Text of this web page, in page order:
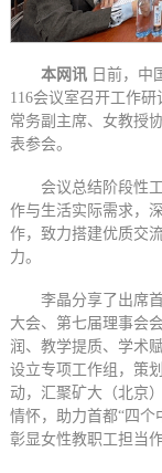
本网讯日前，中
116会议室召开工作
常务副主席、女教授
表参会。
会议总结阶段性
作与生活实际需求，
作，致力搭建优质交
力。
李晶分享了出席
大会、第七届理事会
润、教学提质、学术
设立专项工作组，策
动，汇聚矿大（北京
情怀，助力首都“四个
彰显女性教职工担当作